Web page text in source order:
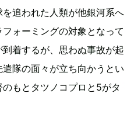
追われた人類が他銀河系へ
ォーミングの対象となって
着するが、思わぬ事故が起
隊の面々が立ち向かうとい
もとタツノコプロと5がタ